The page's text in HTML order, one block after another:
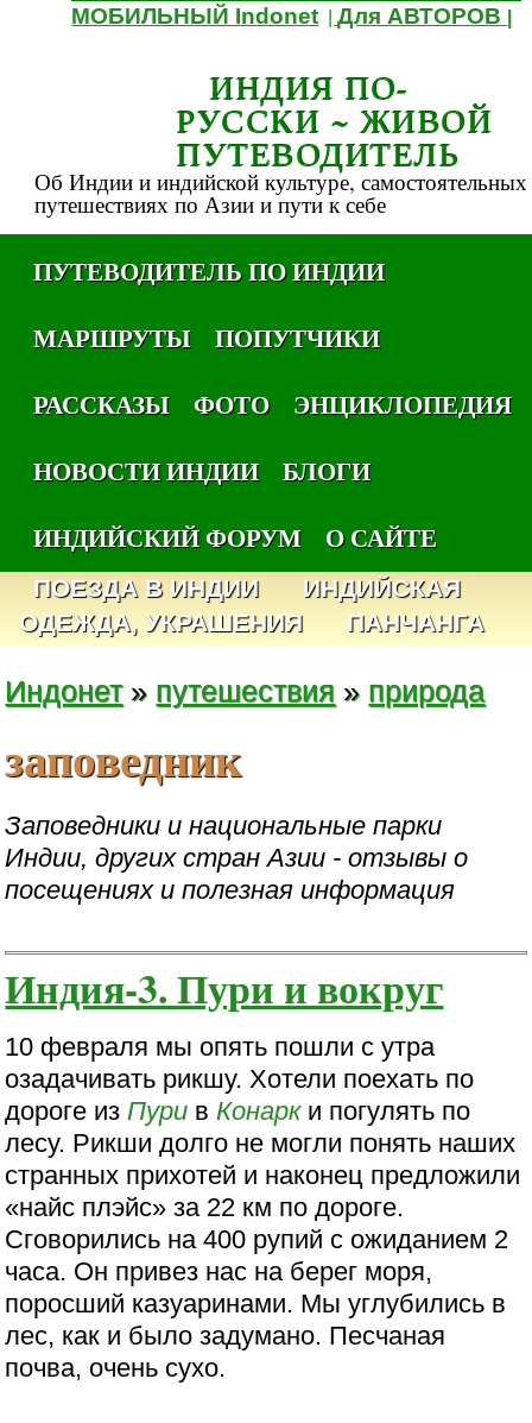
МОБИЛЬНЫЙ Indonet |Для АВТОРОВ
ИНДИЯ ПО-
РУССКИ ~ ЖИВОЙ
ПУТЕВОДИТЕЛЬ
Об Индии и индийской культуре, самостоятельных
путешествиях по Азии и пути к себе
ПУТЕВОДИТЕЛЬ ПО ИНДИИ
МАРШРУТЫ
ПОПУТЧИКИ
РАССКАЗЫ
ФОТО
ЭНЦИКЛОПЕДИЯ
НОВОСТИ ИНДИИ
БЛОГИ
ИНДИЙСКИЙ ФОРУМ
О САЙТЕ
ПОЕЗДА В ИНДИИ
ИНДИЙСКАЯ
ОДЕЖДА, УКРАШЕНИЯ
ПАНЧАНГА
Индонет» путешествия » природа
заповедник
Заповедники и национальные парки
Индии, других стран Азии - отзывы о
посещениях и полезная информация
Индия-3. Пури и вокруг
10 февраля мы опять пошли с утра
озадачивать рикшу. Хотели поехать по
дороге изПури вКонарки погулять по
лесу. Рикши долго не могли понять наших
странных прихотей и наконец предложили
«найс плэйс» за 22 км по дороге.
Сговорились на 400 рупий с ожиданием 2
часа. Он привез нас на берег моря,
поросший казуаринами. Мы углубились в
лес, как и было задумано. Песчаная
почва, очень сухо.